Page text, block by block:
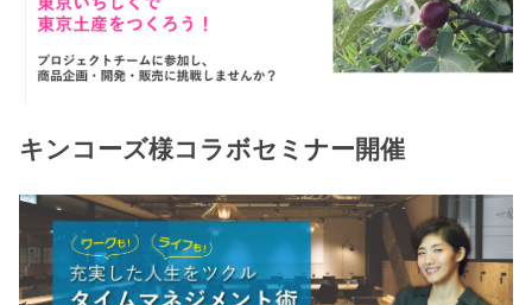
キンコーズ様コラボセミナー開催